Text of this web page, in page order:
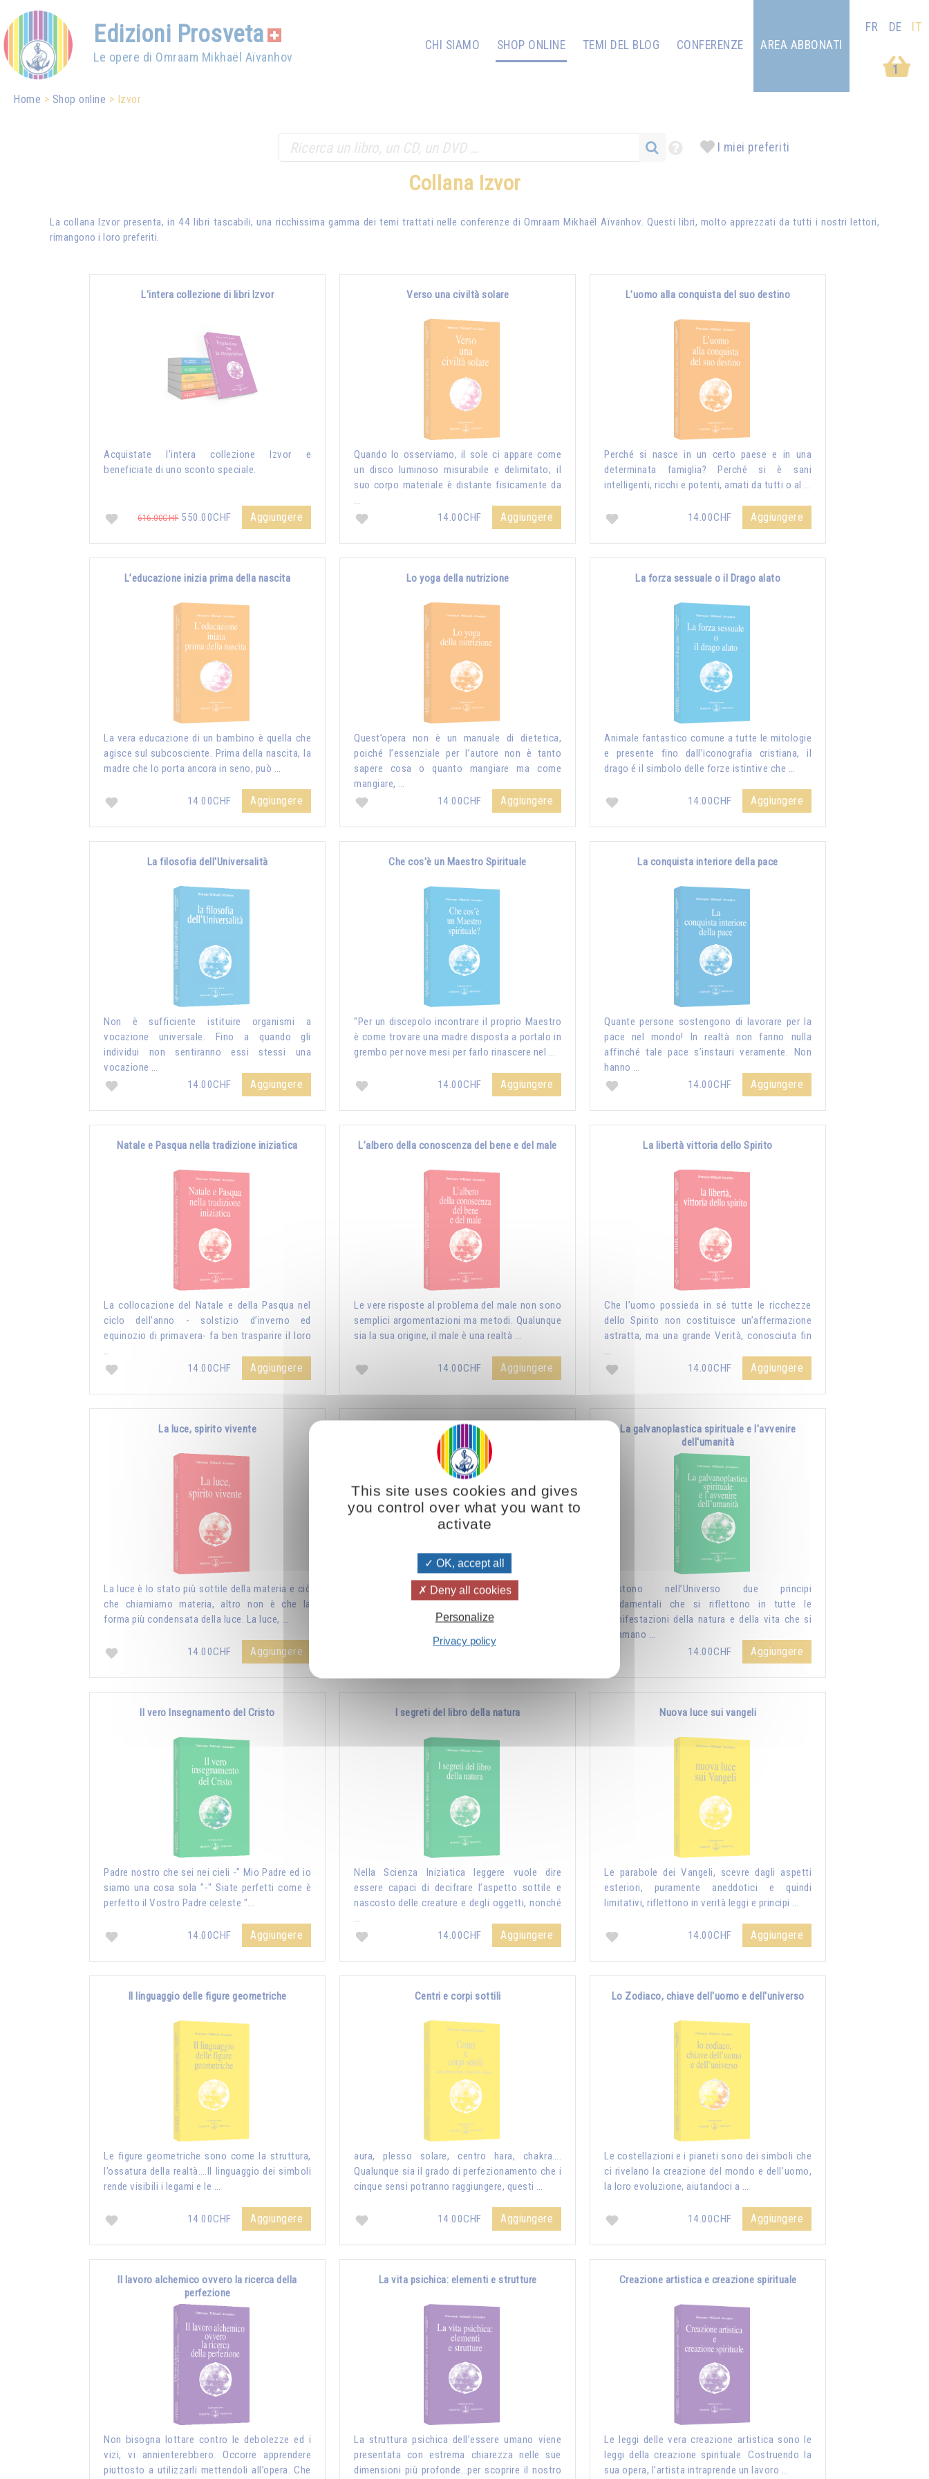
Edizioni Prosveta
Le opere di Omraam Mikhaël Aïvanhov
CHI SIAMO SHOP ONLINE TEMI DEL BLOG
CONFERENZE
1
AREA ABBONATI
FR DE IT
Home Shop online Izvor
I miei preferiti
Collana Izvor
La collana Izvor presenta, in 44 libri tascabili, una ricchissima gamma dei temi trattati nelle conferenze diOmraam Mikhaël Aïvanhov. Questi libri, molto apprezzati da tutti i nostri lettori,
rimangono i loro preferiti.
L'intera collezione di libri Izvor
Acquistate l'intera collezione Izvor e
beneficiate di uno sconto speciale.
616.00CHF550.00CHF Aggiungere
Verso una civiltà solare
Quando lo osserviamo, il sole ci appare come
un disco luminoso misurabile e delimitato; il
suo corpo materiale è distante fisicamente da
…
14.00CHF
Aggiungere
L’uomo alla conquista del suo destino
Perché si nasce in un certo paese e in una
determinata famiglia? Perché si è sani
intelligenti, ricchi e potenti, amati da tutti o al …
14.00CHF Aggiungere
L’educazione inizia prima della nascita
La vera educazione di un bambino è quella che
agisce sul subcosciente. Prima della nascita, la
madre che lo porta ancora in seno, può …
14.00CHF Aggiungere
Lo yoga della nutrizione
Quest’opera non è un manuale di dietetica,
poiché l’essenziale per l’autore non è tanto
sapere cosa o quanto mangiare ma come
mangiare, …
14.00CHF
Aggiungere
La forza sessuale o il Drago alato
Animale fantastico comune a tutte le mitologie
e presente fino dall’iconografia cristiana, il
drago é il simbolo delle forze istintive che …
14.00CHF Aggiungere
La filosofia dell'Universalità
Non è sufficiente istituire organismi a
vocazione universale. Fino a quando gli
individui non sentiranno essi stessi una
vocazione …
14.00CHF
Aggiungere
Che cos'è un Maestro Spirituale
"Per un discepolo incontrare il proprio Maestro
è come trovare una madre disposta a portalo in
grembo per nove mesi per farlo rinascere nel …
14.00CHF Aggiungere
La conquista interiore della pace
Quante persone sostengono di lavorare per la
pace nel mondo! In realtà non fanno nulla
affinché tale pace s’instauri veramente. Non
hanno …
14.00CHF
Aggiungere
Natale e Pasqua nella tradizione iniziatica
La collocazione del Natale e della Pasqua nel
ciclo dell’anno - solstizio d’inverno ed
equinozio di primavera- fa ben trasparire il loro
…
14.00CHF
Aggiungere
L’albero della conoscenza del bene e del male
Le vere risposte al problema del male non sono
semplici argomentazioni ma metodi. Qualunque
sia la sua origine, il male è una realtà …
14.00CHF Aggiungere
La libertà vittoria dello Spirito
Che l’uomo possieda in sé tutte le ricchezze
dello Spirito non costituisce un’affermazione
astratta, ma una grande Verità, conosciuta fin
…
14.00CHF
Aggiungere
La luce, spirito vivente
La luce è lo stato più sottile della materia e ciò
che chiamiamo materia, altro non è che la
forma più condensata della luce. La luce, …
14.00CHF Aggiungere
Natura umana e natura divina
L’uomo è quell’essere che l’evoluzione ha
posto al limite fra il mondo animale e quello
divino. La sua natura è quindi duplice ed è …
La galvanoplastica spirituale e l'avvenire
dell'umanità
Esistono nell’Universo due principi
fondamentali che si riflettono in tutte le
manifestazioni della natura e della vita che si
chiamano …
14.00CHF
Aggiungere
Il vero Insegnamento del Cristo
Padre nostro che sei nei cieli -" Mio Padre ed io
siamo una cosa sola "-" Siate perfetti come è
perfetto il Vostro Padre celeste "...
14.00CHF Aggiungere
I segreti del libro della natura
Nella Scienza Iniziatica leggere vuole dire
essere capaci di decifrare l’aspetto sottile e
nascosto delle creature e degli oggetti, nonché
…
14.00CHF
Aggiungere
Nuova luce sui vangeli
Le parabole dei Vangeli, scevre dagli aspetti
esteriori, puramente aneddotici e quindi
limitativi, riflettono in verità leggi e principi …
14.00CHF Aggiungere
Il linguaggio delle figure geometriche
Le figure geometriche sono come la struttura,
l’ossatura della realtà….Il linguaggio dei simboli
rende visibili i legami e le …
14.00CHF Aggiungere
Centri e corpi sottili
aura, plesso solare, centro hara, chakra….
Qualunque sia il grado di perfezionamento che i
cinque sensi potranno raggiungere, questi …
14.00CHF Aggiungere
Lo Zodiaco, chiave dell'uomo e dell'universo
Le costellazioni e i pianeti sono dei simboli che
ci rivelano la creazione del mondo e dell’uomo,
la loro evoluzione, aiutandoci a …
14.00CHF Aggiungere
Il lavoro alchemico ovvero la ricerca della
perfezione
Non bisogna lottare contro le debolezze ed i
vizi, vi annienterebbero. Occorre apprendere
piuttosto a utilizzarli mettendoli all’opera. Che
La vita psichica: elementi e strutture
La struttura psichica dell’essere umano viene
presentata con estrema chiarezza nelle sue
dimensioni più profonde…per scoprire il nostro
Creazione artistica e creazione spirituale
Le leggi delle vera creazione artistica sono le
leggi della creazione spirituale. Costruendo la
sua opera, l’artista intraprende un lavoro …
This site uses cookies and gives
you control over what you want to
activate
OK, accept all
Deny all cookies
Personalize
Privacy policy